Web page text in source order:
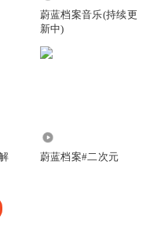
蔚蓝档案音乐(持续更
新中)
蔚蓝档案#二次元